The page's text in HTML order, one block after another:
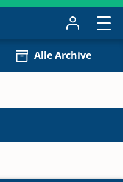
Alle Archive